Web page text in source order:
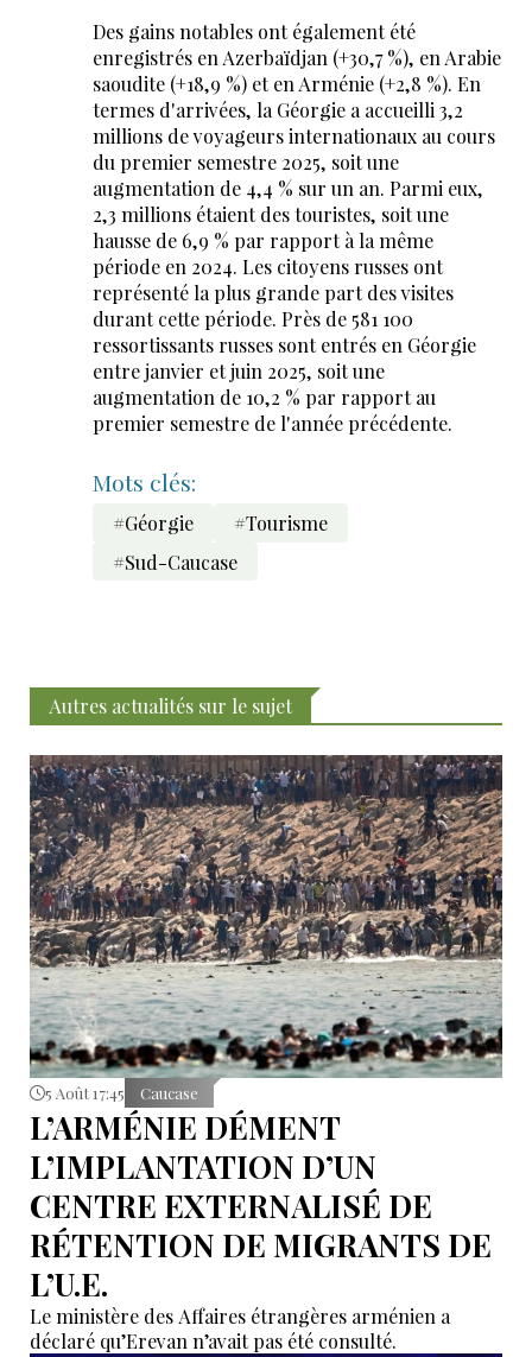
Des gains notables ont également été
enregistrés en Azerbaïdjan (+30,7 %), en Arabie
saoudite (+18,9 %) et en Arménie (+2,8 %). En
termes d'arrivées, la Géorgie a accueilli 3,2
millions de voyageurs internationaux au cours
du premier semestre 2025, soit une
augmentation de 4,4 % sur un an. Parmi eux,
2,3 millions étaient des touristes, soit une
hausse de 6,9 % par rapport à la même
période en 2024. Les citoyens russes ont
représenté la plus grande part des visites
durant cette période. Près de 581 100
ressortissants russes sont entrés en Géorgie
entre janvier et juin 2025, soit une
augmentation de 10,2 % par rapport au
premier semestre de l'année précédente.
Mots clés:
#Géorgie
#Tourisme
#Sud-Caucase
Autres actualités sur le sujet
5 Août 17:45 Caucase
L’ARMÉNIE DÉMENT
L’IMPLANTATION D’UN
CENTRE EXTERNALISÉ DE
RÉTENTION DE MIGRANTS DE
L’U.E.
Le ministère des Affaires étrangères arménien a
déclaré qu’Erevan n’avait pas été consulté.